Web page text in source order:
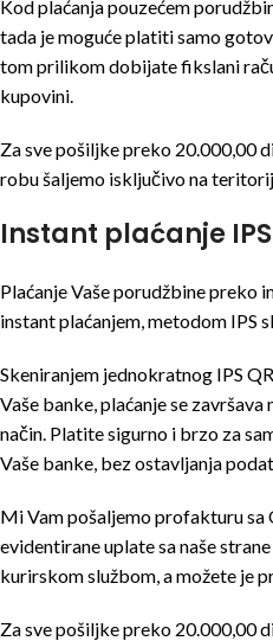
Kod plaćanja pouzećem
tada je moguće platiti samo
tom prilikom dobijate fikslani
kupovini.
Za sve pošiljke preko 20.000,00
robu šaljemo isključivo na
Instant plaćanje
Plaćanje Vaše porudžbine preko
instant plaćanjem, metodom IPS
Skeniranjem jednokratnog IPS
Vaše banke, plaćanje se
način. Platite sigurno i brzo za
Vaše banke, bez ostavljanja
Mi Vam pošaljemo profakturu sa
evidentirane uplate sa naše
kurirskom službom, a možete je
Za sve pošiljke preko 20.000,00